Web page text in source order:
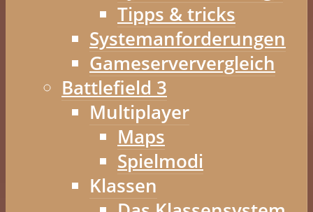
Tipps & tricks
Systemanforderungen
Gameserververgleich
Battlefield 3
Multiplayer
Maps
Spielmodi
Klassen